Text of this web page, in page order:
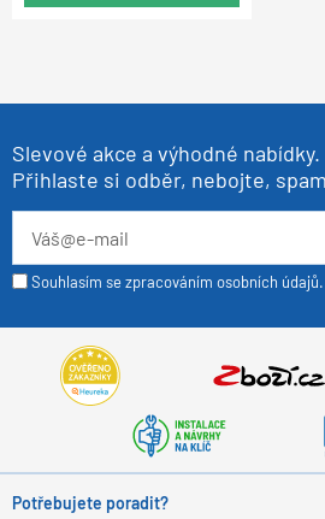
Slevové akce a výhodné
Přihlaste si odběr, nebojte,
Souhlasím se zpracováním osobních údajů.
Potřebujete poradit?